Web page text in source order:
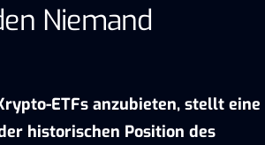
Niemand
ETFs anzubieten, stellt eine
historischen Position des